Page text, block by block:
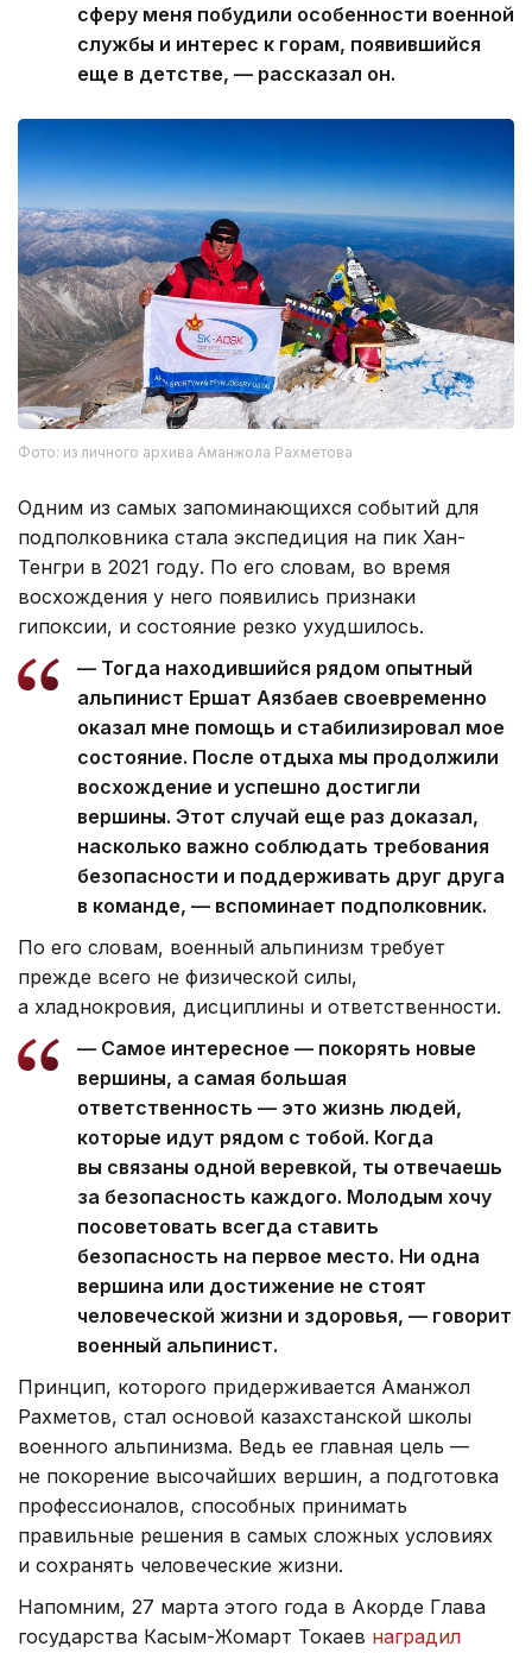
сферу меня побудили особенности военной
службы и интерес к горам, появившийся
еще в детстве, — рассказал он.
Фото: из личного архива Аманжола Рахметова
Одним из самых запоминающихся событий для
подполковника стала экспедиция на пик Хан-
Тенгри в 2021 году. По его словам, во время
восхождения у него появились признаки
гипоксии, и состояние резко ухудшилось.
— Тогда находившийся рядом опытный
альпинист Ершат Аязбаев своевременно
оказал мне помощь и стабилизировал мое
состояние. После отдыха мы продолжили
восхождение и успешно достигли
вершины. Этот случай еще раз доказал,
насколько важно соблюдать требования
безопасности и поддерживать друг друга
в команде, — вспоминает подполковник.
По его словам, военный альпинизм требует
прежде всего не физической силы,
а хладнокровия, дисциплины и ответственности.
— Самое интересное — покорять новые
вершины, а самая большая
ответственность — это жизнь людей,
которые идут рядом с тобой. Когда
вы связаны одной веревкой, ты отвечаешь
за безопасность каждого. Молодым хочу
посоветовать всегда ставить
безопасность на первое место. Ни одна
вершина или достижение не стоят
человеческой жизни и здоровья, — говорит
военный альпинист.
Принцип, которого придерживается Аманжол
Рахметов, стал основой казахстанской школы
военного альпинизма. Ведь ее главная цель —
не покорение высочайших вершин, а подготовка
профессионалов, способных принимать
правильные решения в самых сложных условиях
и сохранять человеческие жизни.
Напомним, 27 марта этого года в Акорде Глава
государства Касым-Жомарт Токаев наградил